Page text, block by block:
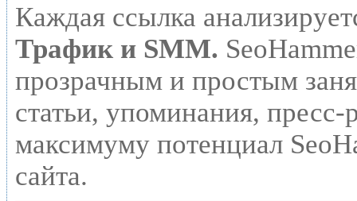
Каждая ссылка
Трафик и SMM.
прозрачным и простым
статьи, упоминания,
максимуму потенциал
сайта.